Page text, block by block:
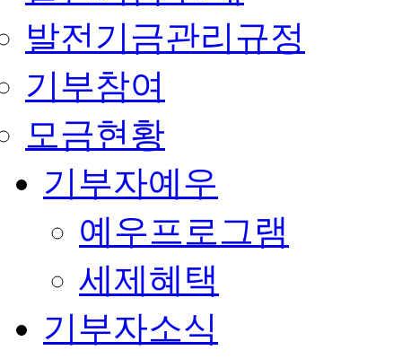
발전기금관리규정
기부참여
모금현황
기부자예우
예우프로그램
세제혜택
기부자소식